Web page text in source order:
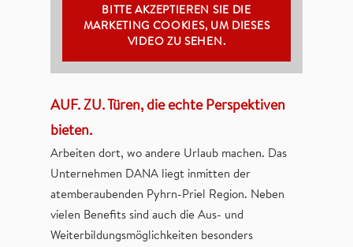
BITTE AKZEPTIEREN SIE DIE
MARKETING COOKIES, UM DIESES
VIDEO ZU SEHEN.
AUF. ZU. Türen, die echte Perspektiven
bieten.
Arbeiten dort, wo andere Urlaub machen. Das
Unternehmen DANA liegt inmitten der
atemberaubenden Pyhrn-Priel Region. Neben
vielen Benefits sind auch die Aus- und
Weiterbildungsmöglichkeiten besonders